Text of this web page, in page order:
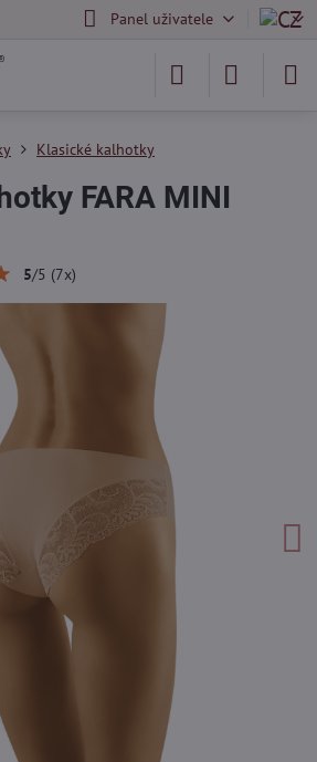
Panel uživatele
Klasické kalhotky
FARA MINI
5/5 (7x)